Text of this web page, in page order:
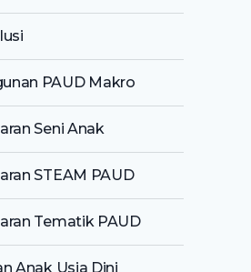
PAUD Makro
Seni Anak
STEAM PAUD
Tematik PAUD
Anak Usia Dini